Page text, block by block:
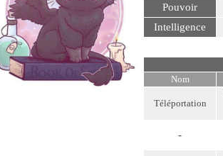
Pouvoir
Intelligence
Nom
Téléportation
-